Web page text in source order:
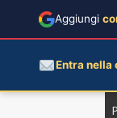
Aggiungi
Entra nella